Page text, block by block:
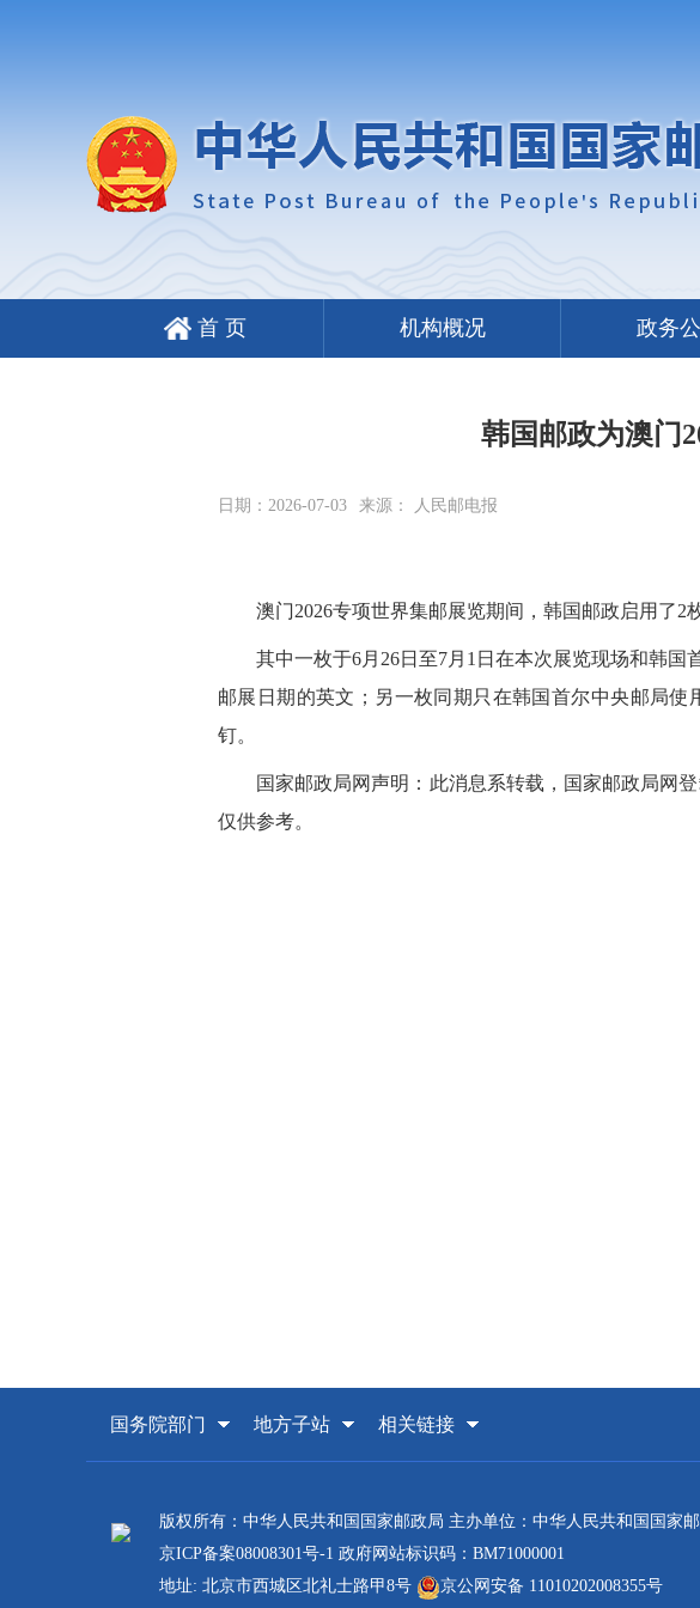
首 页 机构概况 政务
韩国邮政为澳门
日期：2026-07-03 来源： 人民邮电报
澳门2026专项世界集邮展览期间，韩国邮政启用了2
其中一枚于6月26日至7月1日在本次展览现场和韩国
邮展日期的英文；另一枚同期只在韩国首尔中央邮局使
钉。
国家邮政局网声明：此消息系转载，国家邮政局网
仅供参考。
国务院部门 地方子站 相关链接
版权所有：中华人民共和国国家邮政局 主办单位：中华人民共和国国家
京ICP备案08008301号-1 政府网站标识码：BM71000001
地址: 北京市西城区北礼士路甲8号
京公网安备 11010202008355号